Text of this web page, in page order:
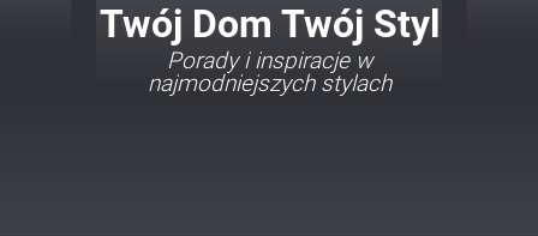
Twój Dom Twój Styl
Porady i inspiracje w
najmodniejszych stylach